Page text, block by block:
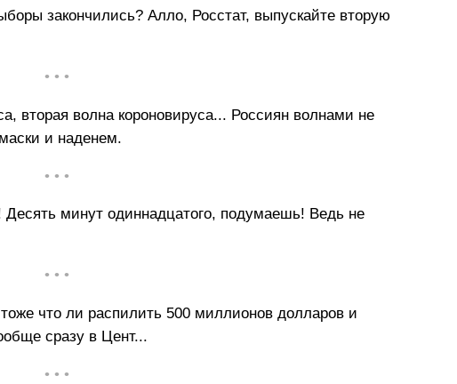
закончились? Алло, Росстат, выпускайте вторую
• • •
вторая волна короновируса... Россиян волнами не
и наденем.
• • •
минут одиннадцатого, подумаешь! Ведь не
• • •
что ли распилить 500 миллионов долларов и
сразу в Цент...
• • •